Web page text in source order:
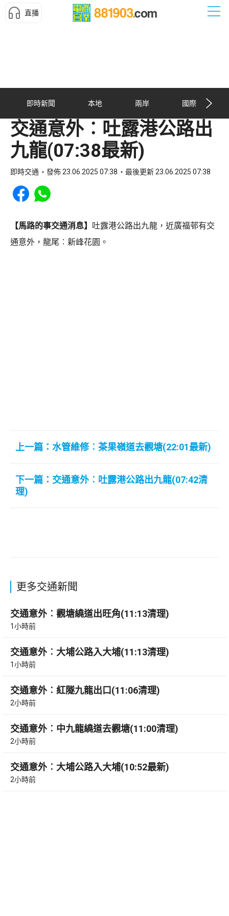
直播
即時新聞 本地 兩岸 國際
交通意外︰吐露港公路出
九龍(07:38最新)
即時交通 發佈 23.06.2025 07:38 最後更新 23.06.2025 07:38
Share to Facebook
Share to WhatsApp
【馬路的事交通消息】 吐露港公路出九龍，近廣福邨有交
通意外，龍尾︰新峰花園。
上一篇：水管維修︰茶果嶺道去觀塘(22:01最新)
下一篇：交通意外︰吐露港公路出九龍(07:42清
理)
更多交通新聞
交通意外︰觀塘繞道出旺角(11:13清理)
1小時前
交通意外︰大埔公路入大埔(11:13清理)
1小時前
交通意外︰紅隧九龍出口(11:06清理)
2小時前
交通意外︰中九龍繞道去觀塘(11:00清理)
2小時前
交通意外︰大埔公路入大埔(10:52最新)
2小時前